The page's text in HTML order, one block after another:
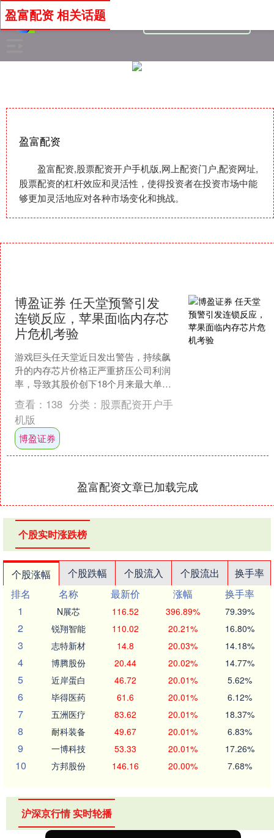
盈富配资
盈富配资,股票配资开户手机版,网上配资门户,配资网址,
股票配资的杠杆效应和灵活性，使得投资者在投资市场中能
够更加灵活地应对各种市场变化和挑战。
盈富配资 相关话题
博盈证券 任天堂预警引发
连锁反应，苹果面临内存芯
片危机考验
游戏巨头任天堂近日发出警告，持续飙
升的内存芯片价格正严重挤压公司利润
率，导致其股价创下18个月来最大单日
跌幅。这一信号迅速在消费电子行业引
发连锁反应，分析师指出....
查看： 138 分类： 股票配资开户手
机版
博盈证券
盈富配资文章已加载完成
个股实时涨跌榜
个股涨幅 个股跌幅 个股流入 个股流出
换手率
排名
名称 最新价 涨幅
换手率
1
N展芯 116.52 396.89% 79.39%
2 锐翔智能 110.02 20.21% 16.80%
3 志特新材 14.8 20.03% 14.18%
4 博腾股份 20.44 20.02% 14.77%
5 近岸蛋白 46.72 20.01% 5.62%
6 毕得医药 61.6 20.01% 6.12%
7 五洲医疗 83.62 20.01% 18.37%
8 耐科装备 49.67 20.01% 6.83%
9 一博科技 53.33 20.01% 17.26%
10 方邦股份 146.16 20.00% 7.68%
沪深京行情 实时轮播